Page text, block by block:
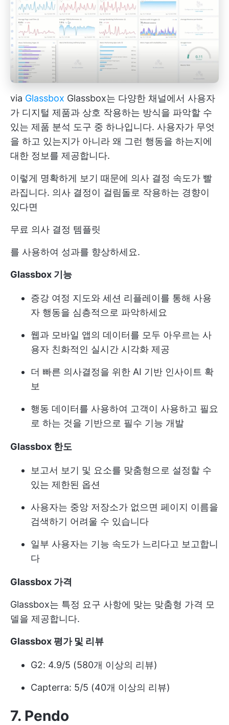
via Glassbox Glassbox는 다양한 채널에서 사용자
가 디지털 제품과 상호 작용하는 방식을 파악할 수
있는 제품 분석 도구 중 하나입니다. 사용자가 무엇
을 하고 있는지가 아니라 왜 그런 행동을 하는지에
대한 정보를 제공합니다.
이렇게 명확하게 보기 때문에 의사 결정 속도가 빨
라집니다. 의사 결정이 걸림돌로 작용하는 경향이
있다면
무료 의사 결정 템플릿
를 사용하여 성과를 향상하세요.
Glassbox 기능
증강 여정 지도와 세션 리플레이를 통해 사용
자 행동을 심층적으로 파악하세요
웹과 모바일 앱의 데이터를 모두 아우르는 사
용자 친화적인 실시간 시각화 제공
더 빠른 의사결정을 위한 AI 기반 인사이트 확
보
행동 데이터를 사용하여 고객이 사용하고 필요
로 하는 것을 기반으로 필수 기능 개발
Glassbox 한도
보고서 보기 및 요소를 맞춤형으로 설정할 수
있는 제한된 옵션
사용자는 중앙 저장소가 없으면 페이지 이름을
검색하기 어려울 수 있습니다
일부 사용자는 기능 속도가 느리다고 보고합니
다
Glassbox 가격
Glassbox는 특정 요구 사항에 맞는 맞춤형 가격 모
델을 제공합니다.
Glassbox 평가 및 리뷰
G2: 4.9/5 (580개 이상의 리뷰)
Capterra: 5/5 (40개 이상의 리뷰)
7. Pendo